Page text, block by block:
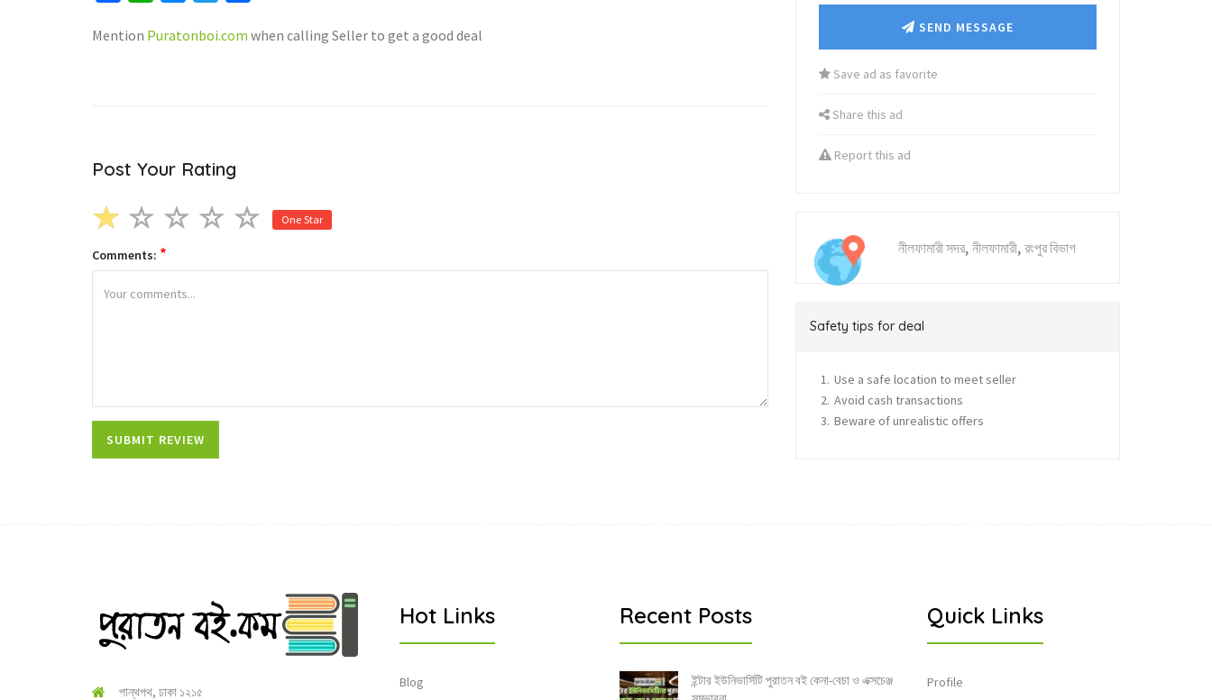
Mention Puratonboi.com when calling Seller to get a good deal
Post Your Rating
One Star
Comments: *
SEND MESSAGE
Save ad as favorite
Share this ad
Report this ad
নীলফামারী সদর, নীলফামারী, রংপুর বিভাগ
Safety tips for deal
Use a safe location to meet seller
Avoid cash transactions
Beware of unrealistic offers
পান্থপথ, ঢাকা ১২১৫
Hot Links
Blog
Recent Posts
ইন্টার ইউনিভার্সিটি পুরাতন বই কেনা-বেচা ও এক্সচেঞ্জ
Quick Links
Profile